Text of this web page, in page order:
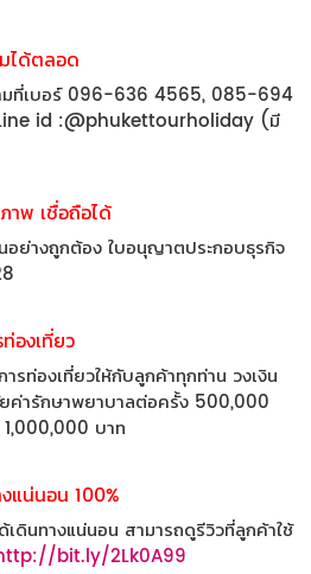
ได้ตลอด
มที่เบอร์ 096-636 4565, 085-694
id :@phukettourholiday (มี
พ เชื่อถือได้
อย่างถูกต้อง ใบอนุญาตประกอบธุรกิจ
องเที่ยว
ารท่องเที่ยวให้กับลูกค้าทุกท่าน วงเงิน
ค่ารักษาพยาบาลต่อครั้ง 500,000
บาท
แน่นอน 100%
เดินทางแน่นอน สามารถดูรีวิวที่ลูกค้าใช้
bit.ly/2Lk0A99